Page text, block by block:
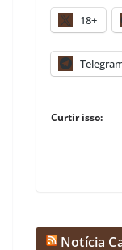
18+
Curtir isso:
Notícia